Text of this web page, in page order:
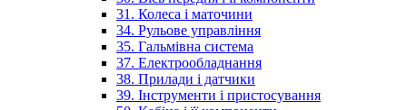
31. Колеса і маточини
34. Рульове управління
35. Гальмівна система
37. Електрообладнання
38. Прилади і датчики
39. Інструменти і пристосування